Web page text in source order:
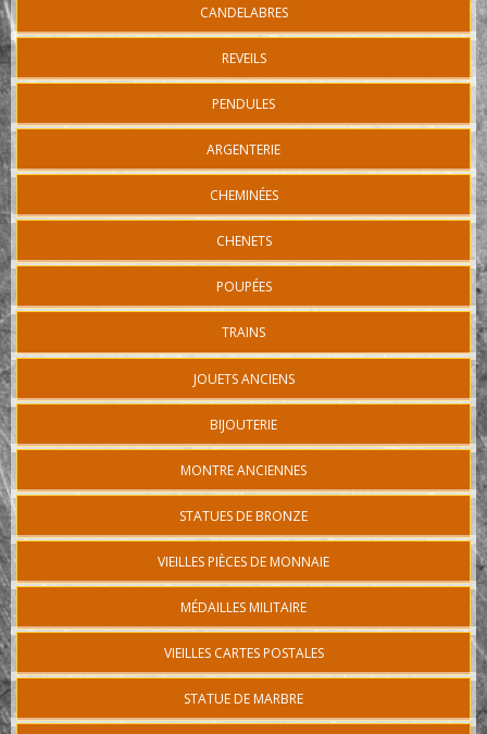
CANDELABRES
REVEILS
PENDULES
ARGENTERIE
CHEMINÉES
CHENETS
POUPÉES
TRAINS
JOUETS ANCIENS
BIJOUTERIE
MONTRE ANCIENNES
STATUES DE BRONZE
VIEILLES PIÈCES DE MONNAIE
MÉDAILLES MILITAIRE
VIEILLES CARTES POSTALES
STATUE DE MARBRE